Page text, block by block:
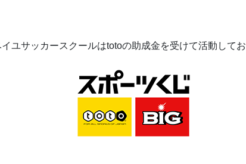
ユサッカースクールはtotoの助成金を受けて活動してお